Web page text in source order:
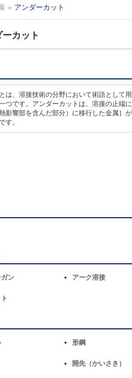
» アンダーカット
カット
は、溶接技術の分野において術語として
つです。アンダーカットは、溶接の止端
影響部を含んだ部分）に移行した金属｝
す。
ン アーク溶接
形鋼
開先（かいさき）